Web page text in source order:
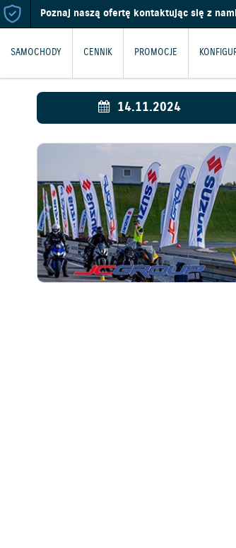
Poznaj naszą ofertę kontaktując się z
SAMOCHODY CENNIK PROMOCJE
14.11.2024